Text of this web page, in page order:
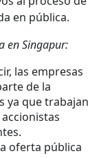
en pública.
en Singapur:
las empresas
de la
ya que trabajan
oferta pública